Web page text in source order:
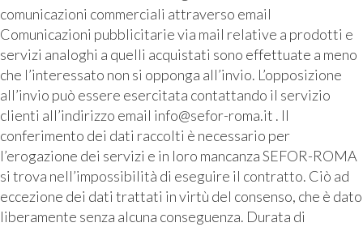
comunicazioni commerciali attraverso email
Comunicazioni pubblicitarie via mail relative a prodotti e
servizi analoghi a quelli acquistati sono effettuate a meno
che l’interessato non si opponga all’invio. L’opposizione
all’invio può essere esercitata contattando il servizio
clienti all’indirizzo email info@sefor-roma.it . Il
conferimento dei dati raccolti è necessario per
l’erogazione dei servizi e in loro mancanza SEFOR-ROMA
si trova nell’impossibilità di eseguire il contratto. Ciò ad
eccezione dei dati trattati in virtù del consenso, che è dato
liberamente senza alcuna conseguenza. Durata di